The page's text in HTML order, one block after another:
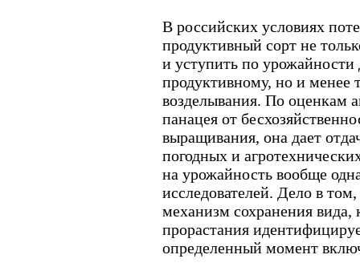
В российских условиях
продуктивный сорт не
и уступить по урожайности
продуктивному, но и менее
возделывания. По оценкам
панацея от
выращивания, она дает
погодных и
на урожайность вообще
исследователей. Дело в
механизм сохранения вида,
прорастания
определенный момент